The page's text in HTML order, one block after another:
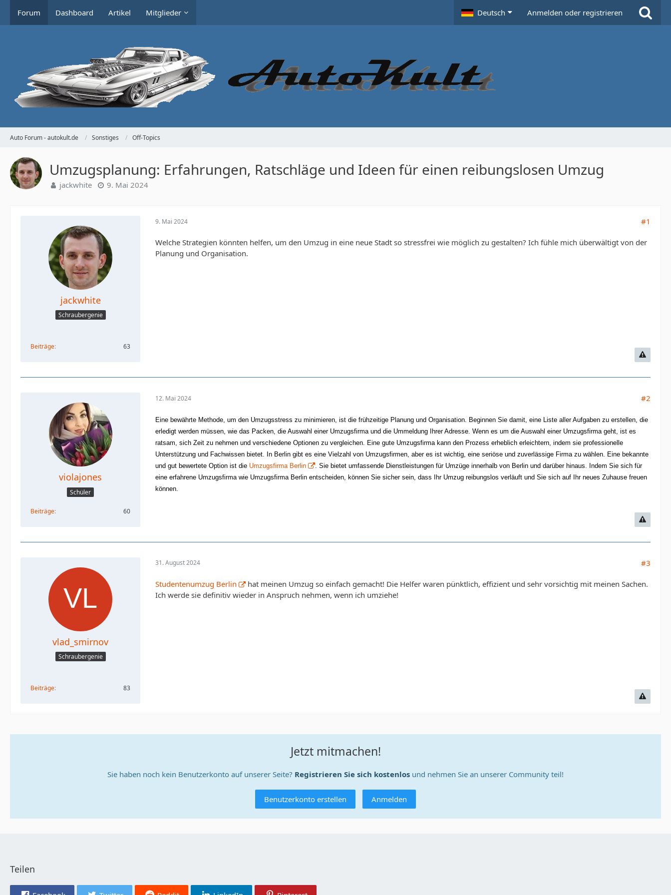
Forum Dashboard Artikel Mitglieder Deutsch Anmelden oder registrieren
Auto Forum - autokult.de Sonstiges Off-Topics
Umzugsplanung: Erfahrungen, Ratschläge und Ideen für einen reibungslosen Umzug
jackwhite 9. Mai 2024
jackwhite
Schraubergenie
Beiträge 63
9. Mai 2024 #1
Welche Strategien könnten helfen, um den Umzug in eine neue Stadt so stressfrei wie möglich zu gestalten? Ich fühle mich überwältigt von der
Planung und Organisation.
violajones
Schüler
Beiträge 60
12. Mai 2024 #2
Eine bewährte Methode, um den Umzugsstress zu minimieren, ist die frühzeitige Planung und Organisation. Beginnen Sie damit, eine Liste aller Aufgaben zu erstellen, die
erledigt werden müssen, wie das Packen, die Auswahl einer Umzugsfirma und die Ummeldung Ihrer Adresse. Wenn es um die Auswahl einer Umzugsfirma geht, ist es
ratsam, sich Zeit zu nehmen und verschiedene Optionen zu vergleichen. Eine gute Umzugsfirma kann den Prozess erheblich erleichtern, indem sie professionelle
Unterstützung und Fachwissen bietet. In Berlin gibt es eine Vielzahl von Umzugsfirmen, aber es ist wichtig, eine seriöse und zuverlässige Firma zu wählen. Eine bekannte
und gut bewertete Option ist die Umzugsfirma Berlin
. Sie bietet umfassende Dienstleistungen für Umzüge innerhalb von Berlin und darüber hinaus. Indem Sie sich für
eine erfahrene Umzugsfirma wie Umzugsfirma Berlin entscheiden, können Sie sicher sein, dass Ihr Umzug reibungslos verläuft und Sie sich auf Ihr neues Zuhause freuen
können.
vlad_smirnov
Schraubergenie
Beiträge 83
31. August 2024 #3
Studentenumzug Berlin
hat meinen Umzug so einfach gemacht! Die Helfer waren pünktlich, effizient und sehr vorsichtig mit meinen Sachen.
Ich werde sie definitiv wieder in Anspruch nehmen, wenn ich umziehe!
Jetzt mitmachen!
Sie haben noch kein Benutzerkonto auf unserer Seite? Registrieren Sie sich kostenlos und nehmen Sie an unserer Community teil!
Benutzerkonto erstellen Anmelden
Teilen